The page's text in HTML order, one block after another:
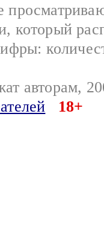
который
авторам,
18+